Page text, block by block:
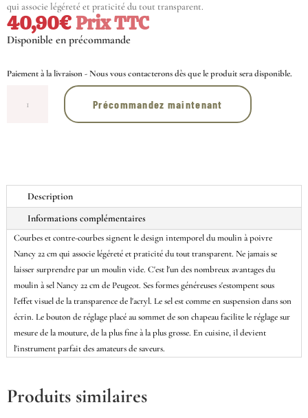
qui associe légéreté et praticité du tout transparent.
40,90€Prix TTC
Disponible en précommande
Paiement à la livraison - Nous vous contacterons dès que le produit sera disponible.
en
cm
Précommandez maintenant
Description
Informations complémentaires
Courbes et contre-courbes signent le design intemporel du moulin à poivre
Nancy 22 cm qui associe légéreté et praticité du tout transparent. Ne jamais se
laisser surprendre par un moulin vide. C'est l'un des nombreux avantages du
moulin à sel Nancy 22 cm de Peugeot. Ses formes généreuses s'estompent sous
l'effet visuel de la transparence de l'acryl. Le sel est comme en suspension dans son
écrin. Le bouton de réglage placé au sommet de son chapeau facilite le réglage sur
mesure de la mouture, de la plus fine à la plus grosse. En cuisine, il devient
l'instrument parfait des amateurs de saveurs.
Produits similaires